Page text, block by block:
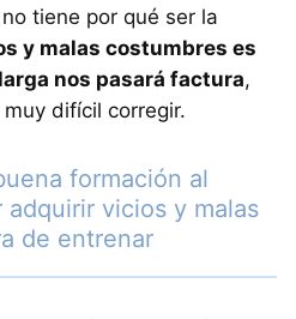
tiene por qué ser la
y malas costumbres es
nos pasará factura,
difícil corregir.
formación al
vicios y malas
de entrenar